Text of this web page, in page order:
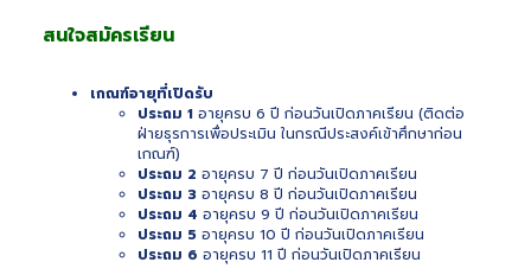
สนใจสมัครเรียน
เกณฑ์อายุที่เปิดรับ
ประถม 1 อายุครบ 6 ปี ก่อนวันเปิดภาคเรียน (ติดต่อ
ฝ่ายธุรการเพื่อประเมิน ในกรณีประสงค์เข้าศึกษาก่อน
เกณฑ์)
ประถม 2 อายุครบ 7 ปี ก่อนวันเปิดภาคเรียน
ประถม 3 อายุครบ 8 ปี ก่อนวันเปิดภาคเรียน
ประถม 4 อายุครบ 9 ปี ก่อนวันเปิดภาคเรียน
ประถม 5 อายุครบ 10 ปี ก่อนวันเปิดภาคเรียน
ประถม 6 อายุครบ 11 ปี ก่อนวันเปิดภาคเรียน